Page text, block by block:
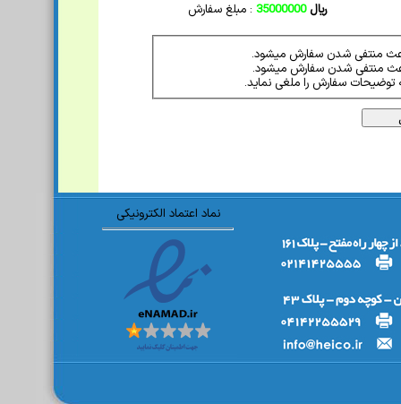
مبلغ سفارش : 35000000 ریال
نماد اعتماد الکترونیکی